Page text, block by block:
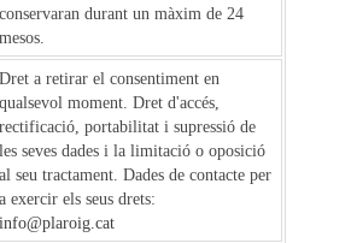
conservaran durant un màxim de 24
mesos.
Dret a retirar el consentiment en
qualsevol moment. Dret d'accés,
rectificació, portabilitat i supressió de
les seves dades i la limitació o oposició
al seu tractament. Dades de contacte per
a exercir els seus drets:
info@plaroig.cat